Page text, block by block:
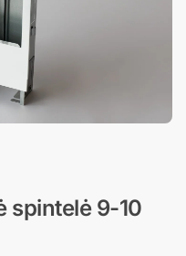
spintelė 9-10